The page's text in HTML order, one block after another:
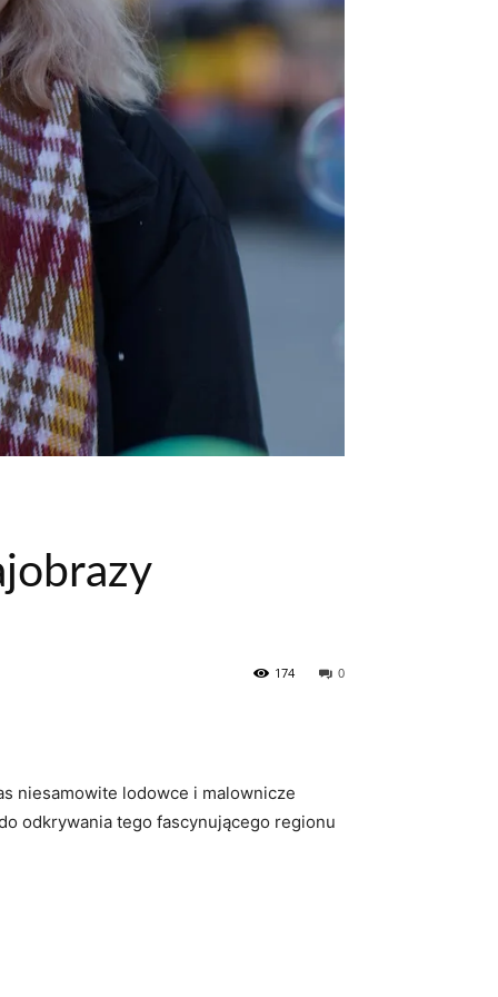
0
174
niesamowite⁤ lodowce i malownicze
⁣odkrywania tego fascynującego regionu